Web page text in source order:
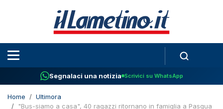
Segnalaci una notizia Scrivici su WhatsApp
Home
Ultimora
"Bus-siamo a casa", 40 ragazzi ritornano in famiglia a Pasqua